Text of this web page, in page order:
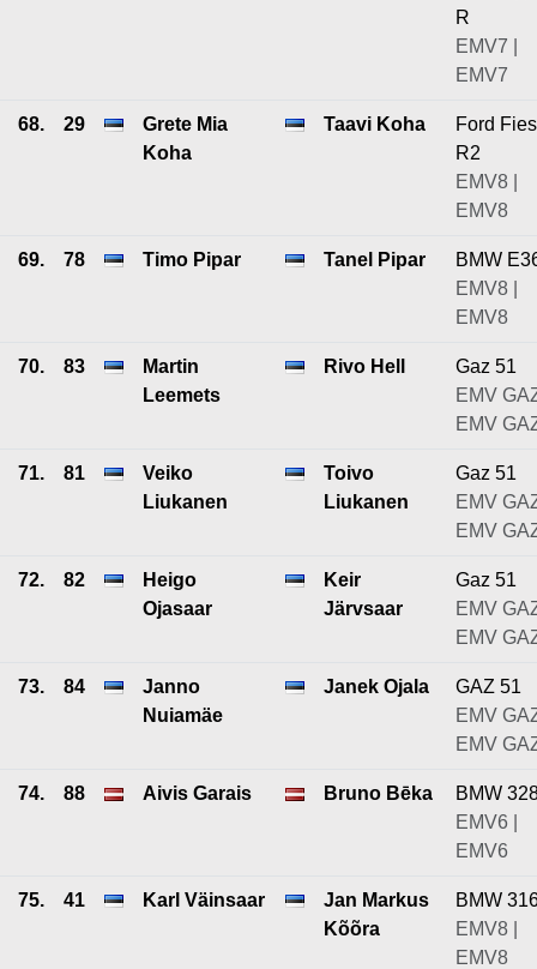
R
EMV7 |
EMV7
68. 29
Grete Mia
Koha
Taavi Koha
Ford
R2
EMV8 |
EMV8
69. 78 Timo Pipar Tanel Pipar
BMW
EMV8 |
EMV8
70. 83
Martin
Leemets
Rivo Hell
Gaz 51
EMV
EMV
71. 81
Veiko
Liukanen
Toivo
Liukanen
Gaz 51
EMV
EMV
72. 82
Heigo
Ojasaar
Keir
Järvsaar
Gaz 51
EMV
EMV
73. 84
Janno
Nuiamäe
Janek Ojala
GAZ 51
EMV
EMV
74. 88 Aivis Garais Bruno Bēka
BMW
EMV6 |
EMV6
75. 41 Karl Väinsaar
Jan Markus
Kõõra
BMW
EMV8 |
EMV8